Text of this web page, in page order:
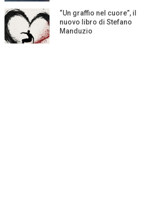
“Un graffio nel cuore”, il
nuovo libro di Stefano
Manduzio